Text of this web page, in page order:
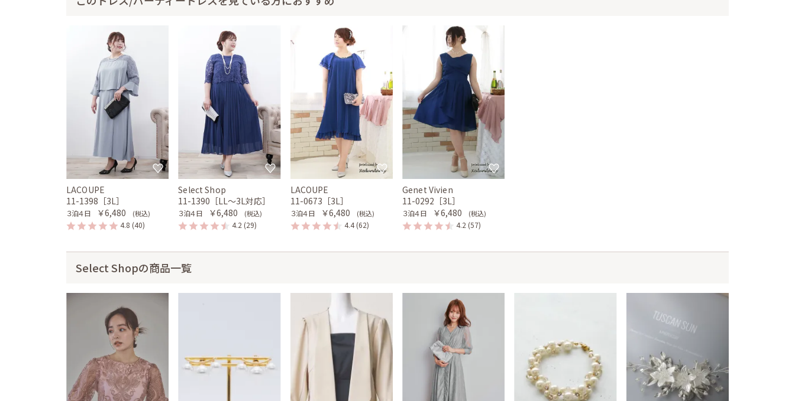
LACOUPE
11-1398［3L］
３泊４日 ￥6,480 (税込)
4.8 (40)
Select Shop
11-1390［LL〜3L対応］
３泊４日 ￥6,480 (税込)
4.2 (29)
LACOUPE
11-0673［3L］
３泊４日 ￥6,480 (税込)
4.4 (62)
Genet Vivien
11-0292［3L］
３泊４日 ￥6,480 (税込)
4.2 (57)
Select Shopの商品一覧